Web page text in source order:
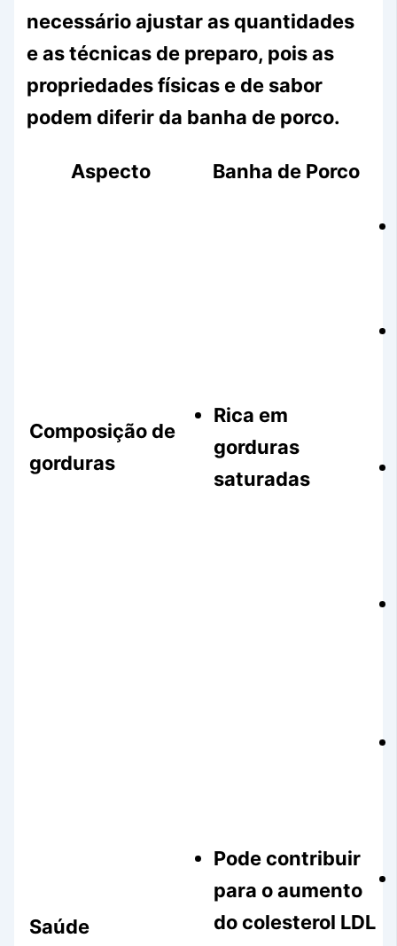
necessário ajustar as quantidades
e as técnicas de preparo, pois as
propriedades físicas e de sabor
podem diferir da banha de porco.
Aspecto Banha de Porco
Composição de
gorduras
Rica em
gorduras
saturadas
Saúde
Pode contribuir
para o aumento
do colesterol LDL